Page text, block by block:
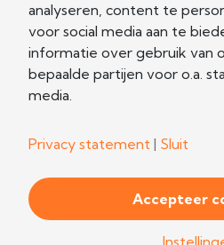
NIEUWSGIERIG?
Let's connect!
Kennismaken
Algemene
analyseren, content te
voor social media aan te
informatie over gebruik van
bepaalde partijen voor o.a.
media.
Privacy statement | Sluit
Accepteer